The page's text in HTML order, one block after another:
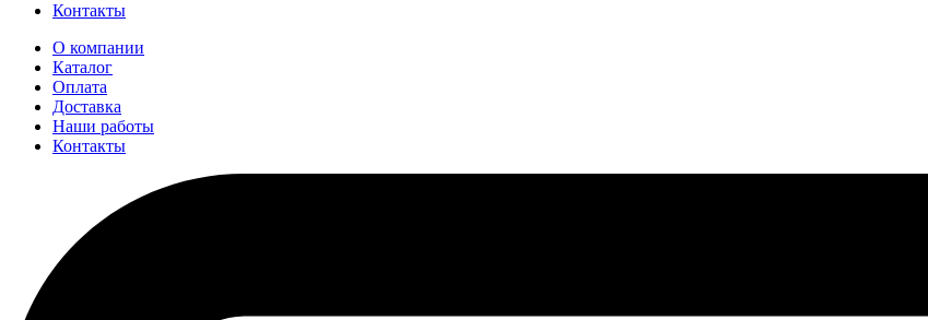
Контакты
О компании
Каталог
Оплата
Доставка
Наши работы
Контакты